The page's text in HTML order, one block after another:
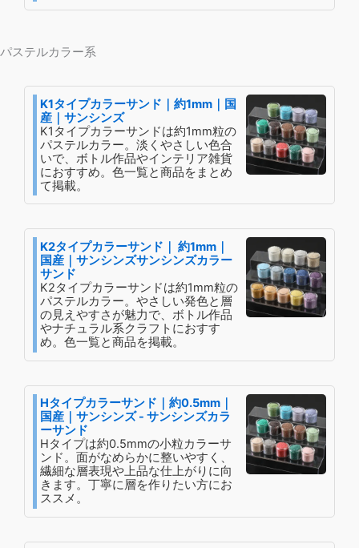
パステルカラー系
K1タイプカラーサンド｜約1mm｜国
産｜サンシンズ
K1タイプカラーサンドは約1mm粒の
パステルカラー。淡くやさしい色合
いで、ボトル作品やインテリア雑貨
におすすめ。色一覧と商品をまとめ
て掲載。
K2タイプカラーサンド｜ 約1mm｜
国産｜サンシンズサンシンズカラー
サンド
K2タイプカラーサンドは約1mm粒の
パステルカラー。やさしい発色と層
の見えやすさが魅力で、ボトル作品
やナチュラル系クラフトにおすす
め。色一覧と商品を掲載。
Hタイプカラーサンド｜約0.5mm｜
国産｜サンシンズ - サンシンズカラ
ーサンド
Hタイプは約0.5mmの小粒カラーサ
ンド。面がなめらかに整いやすく、
繊細な層表現や上品な仕上がりに向
きます。丁寧に層を作りたい方にお
ススメ。